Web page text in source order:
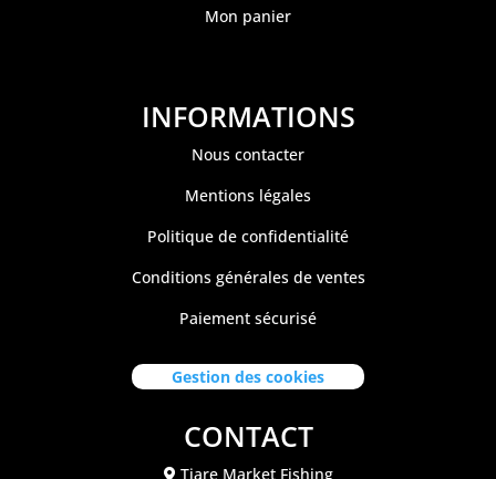
Mon panier
INFORMATIONS
Nous contacter
Mentions légales
Politique de confidentialité
Conditions générales de ventes
Paiement sécurisé
Gestion des cookies
CONTACT
Tiare Market Fishing